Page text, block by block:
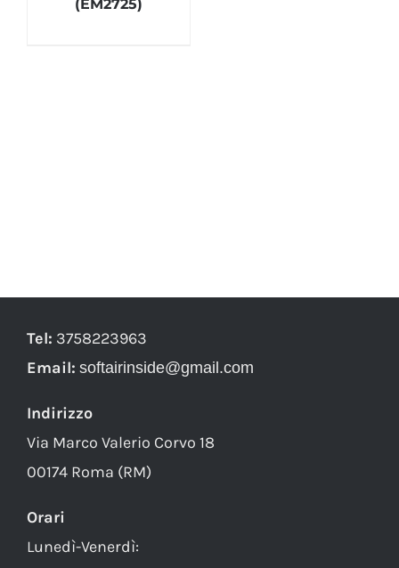
(EM2725)
Tel: 3758223963
Email: softairinside@gmail.com
Indirizzo
Via Marco Valerio Corvo 18
00174 Roma (RM)
Orari
Lunedì-Venerdì: